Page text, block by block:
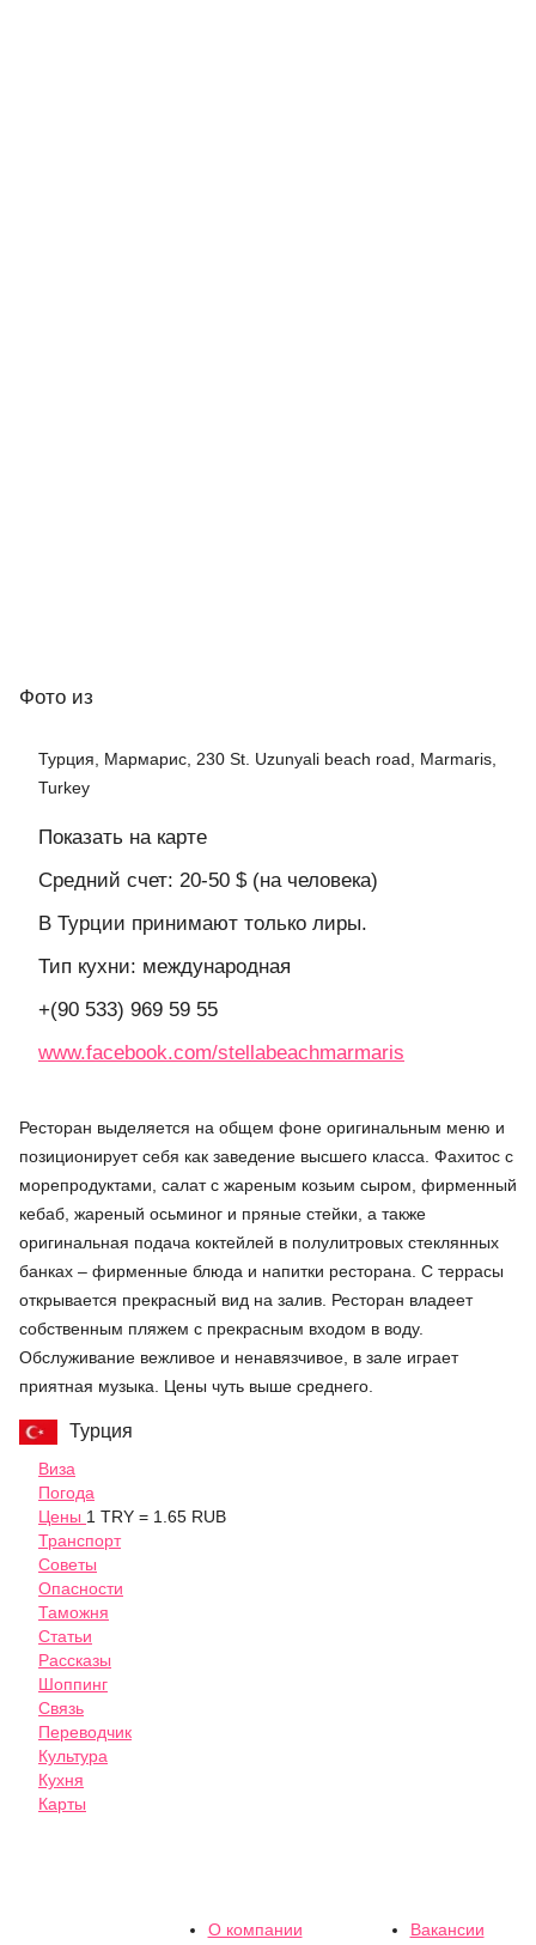
Фото из
Турция, Мармарис, 230 St. Uzunyali beach road, Marmaris,
Turkey
Показать на карте
Средний счет: 20-50 $ (на человека)
В Турции принимают только лиры.
Тип кухни: международная
+(90 533) 969 59 55
www.facebook.com/stellabeachmarmaris
Ресторан выделяется на общем фоне оригинальным меню и
позиционирует себя как заведение высшего класса. Фахитос с
морепродуктами, салат с жареным козьим сыром, фирменный
кебаб, жареный осьминог и пряные стейки, а также
оригинальная подача коктейлей в полулитровых стеклянных
банках – фирменные блюда и напитки ресторана. С террасы
открывается прекрасный вид на залив. Ресторан владеет
собственным пляжем с прекрасным входом в воду.
Обслуживание вежливое и ненавязчивое, в зале играет
приятная музыка. Цены чуть выше среднего.
Турция
Виза
Погода
Цены 1 TRY = 1.65 RUB
Транспорт
Советы
Опасности
Таможня
Статьи
Рассказы
Шоппинг
Связь
Переводчик
Культура
Кухня
Карты
О компании Вакансии